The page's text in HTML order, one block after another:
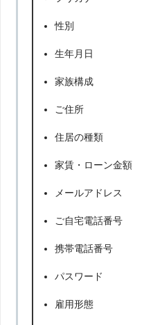
性別
生年月日
家族構成
ご住所
住居の種類
家賃・ローン金額
メールアドレス
ご自宅電話番号
携帯電話番号
パスワード
雇用形態